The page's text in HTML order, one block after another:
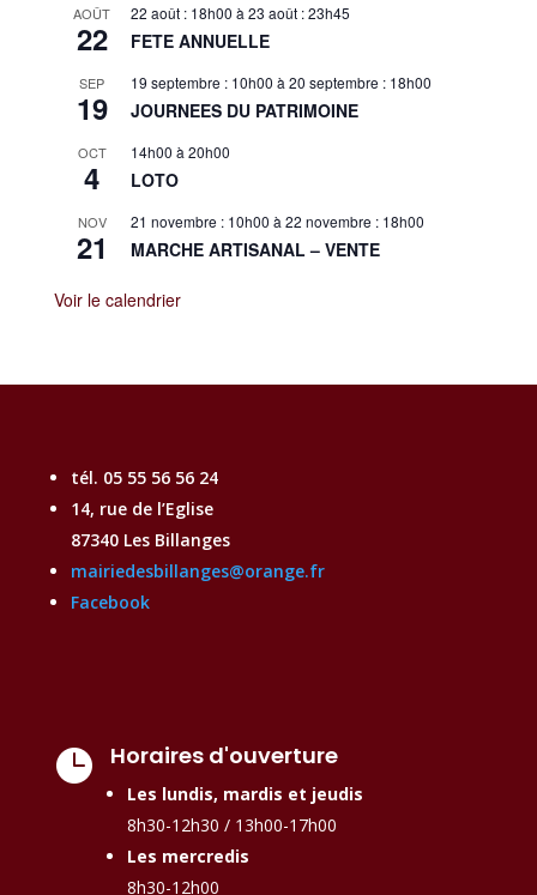
AOÛT
22
22 août : 18h00 à 23 août : 23h45
FETE ANNUELLE
SEP
19
19 septembre : 10h00 à 20 septembre : 18h00
JOURNEES DU PATRIMOINE
OCT
4
14h00 à 20h00
LOTO
NOV
21
21 novembre : 10h00 à 22 novembre : 18h00
MARCHE ARTISANAL – VENTE
Voir le calendrier
tél. 05 55 56 56 24
14, rue de l’Eglise
87340 Les Billanges
mairiedesbillanges@orange.fr
Facebook
 Horaires d'ouverture
Les lundis, mardis et jeudis
8h30-12h30 / 13h00-17h00
Les mercredis
8h30-12h00